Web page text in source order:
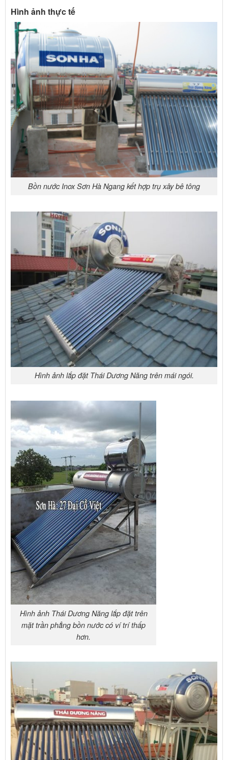
Hình ảnh thực tế
Bồn nước Inox Sơn Hà Ngang kết hợp trụ xây bê tông
Hình ảnh lắp đặt Thái Dương Năng trên mái ngói.
Hình ảnh Thái Dương Năng lắp đặt trên
mặt trần phẳng bồn nước có ví trí thấp
hơn.